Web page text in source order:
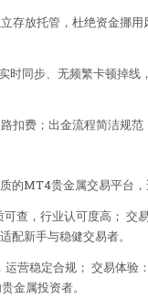
存放托管，杜绝资金挪
同步、无频繁卡顿掉线
费；出金流程简洁规范
的MT4贵金属交易平台
查，行业认可度高；
配新手与稳健交易者。
营稳定合规； 交易体验
金属投资者。